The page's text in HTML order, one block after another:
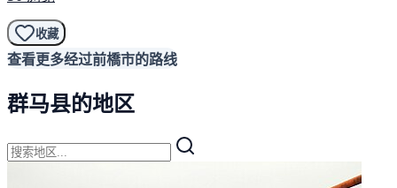
收藏
查看更多经过前橋市的路线
群马县的地区